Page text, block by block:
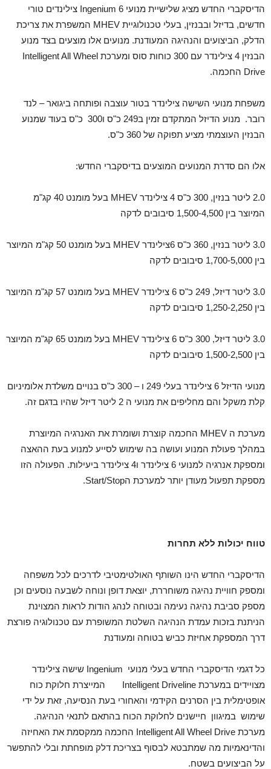
הדיסקברי החדש מציג שלישיית מנועי Ingenium 6 צילינדים טורי
חדשים, בדיזל ובבנזין, בעלי טכנולוגיית MHEV המשפרת את צריכת
הדלק, הביצועים והנהיגה המעודנת. מנועים אלו מוצעים בצד מנוע
הבנזין 4 צילינדר עם 300 כוחות סוס ומערכת Intelligent All Wheel
Drive החכמה.
משפחת מנועי השישה צילינדר בטור עוצבה ופותחה ביגואר – לנד
רובר. מנוע הדיזל המתקדם זמין ב249 כ"ס ו300 כ"ס בעוד שמנוע
הבנזין העוצמתי מציע תפוקה של 360 כ"ס.
אלו הם סדרת המנועים המוצעים בדיסקברי החדש:
2.0 ליטר בנזין, 300 כ"ס 4 צילינדר MHEV בעל מומנט 40 קג"מ
המיוצר בין 1,500-4,500 סיבובים לדקה
3.0 ליטר בנזין, 360 כ"ס 6צילינדר MHEV בעל מומנט 50 קג"מ המיוצר
בין 1,700-5,000 סיבובים לדקה
3.0 ליטר דיזל, 249 כ"ס 6 צילינדר MHEV בעל מומנט 57 קג"מ המיוצר
בין 1,250-2,250 סיבובים לדקה
3.0 ליטר דיזל, 300 כ"ס 6 צילינדר MHEV בעל מומנט 65 קג"מ המיוצר
בין 1,500-2,500 סיבובים לדקה
מנועי הדיזל 6 צילינדר בעלי 249 ו – 300 כ"ס בנויים משלדת אלומיניום
קלת משקל והם מחליפים את מנועי ה 2 ליטר דיזל שהיו בדגם זה.
מערכת ה MHEV החכמה קוצרת ושומרת את האנרגיה המיוצרת
במהלך פעולת המנוע ועושה בה שימוש לסייע למנוע בעת ההאצה
ומספקת אנרגיה למנועי 6 צילינדר ו4 צילינדר ביעילות. הפעולה הזו
מספקת תפעול מעודן יותר למערכת הStart/Stop.
טווח יכולות ללא תחרות
הדיסקברי החדש הינו השותף האולטימטיבי לדרכים לכל משפחה
ומספק חוויית נהיגה משוחררת, יוצאת דופן ונוחה לשבעה נוסעים וכן
מספק סביבת נהיגה נעימה ובטוחה לנהג הודות לראות המצוינת
הניתנת בזכות עמדת הנהיגה השלטת המשופרת עם טכנולוגיה פורצת
דרך המספקת אחיזת כביש בטוחה ומעודנת
כל דגמי הדיסקברי החדש בעלי מנועי Ingenium שישה צילינדר
מצויידים במערכת Intelligent Driveline המייצרת חלוקת כוח
אופטימלית בין הסרנים הקידמי והאחורי בעת הנסיעה, זאת על ידי
שימוש במיגוון חיישנים לחלוקת הכוח בהתאם לתנאי הנהיגה.
מערכת Intelligent All Wheel Drive החכמה ממקסמת את האחיזה
והדינאמיות מה שמתבטא לבסוף בצריכת דלק מופחתת ובלי להתפשר
על הביצועים בשטח.